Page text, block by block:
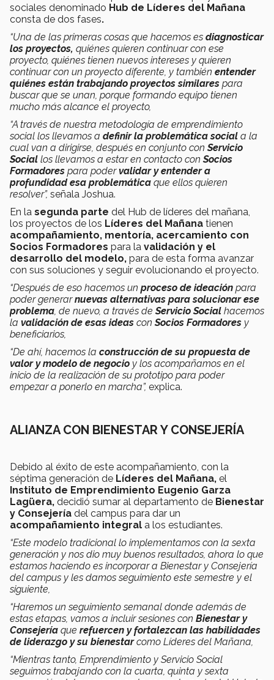
sociales denominado Hub de Líderes del Mañana
consta de dos fases.
“Una de las primeras cosas que hacemos es diagnosticar
los proyectos, quiénes quieren continuar con ese
proyecto, quiénes tienen nuevos intereses y quieren
continuar con un proyecto diferente, y también entender
quiénes están trabajando proyectos similares para
buscar que se unan, porque formando equipo tienen
mucho más alcance el proyecto,
“A través de nuestra metodología de emprendimiento
social los llevamos a definir la problemática social a la
cual van a dirigirse, después en conjunto conServicio
Social los llevamos a estar en contacto conSocios
Formadores para podervalidar y entender a
profundidad esa problemática que ellos quieren
resolver”, señala Joshua.
En la segunda parte del Hub de líderes del mañana,
los proyectos de los Líderes del Mañana tienen
acompañamiento, mentoría, acercamiento con
Socios Formadores para la validación y el
desarrollo del modelo, para de esta forma avanzar
con sus soluciones y seguir evolucionando el proyecto.
“Después de eso hacemos un proceso de ideación para
poder generarnuevas alternativas para solucionar ese
problema, de nuevo, a través deServicio Social hacemos
la validación de esas ideas conSocios Formadores y
beneficiarios,
“De ahí, hacemos la construcción de su propuesta de
valor y modelo de negocio y los acompañamos en el
inicio de la realización de su prototipo para poder
empezar a ponerlo en marcha”, explica.
ALIANZA CON BIENESTAR Y CONSEJERÍA
Debido al éxito de este acompañamiento, con la
séptima generación de Líderes del Mañana, el
Instituto de Emprendimiento Eugenio Garza
Lagüera, decidió sumar al departamento de Bienestar
y Consejería del campus para dar un
acompañamiento integral a los estudiantes.
“Este modelo tradicional lo implementamos con la sexta
generación y nos dio muy buenos resultados, ahora lo que
estamos haciendo es incorporar a Bienestar y Consejería
del campus y les damos seguimiento este semestre y el
siguiente,
“Haremos un seguimiento semanal donde además de
estas etapas, vamos a incluir sesiones con Bienestar y
Consejería que refuercen y fortalezcan las habilidades
de liderazgo y su bienestarcomo Líderes del Mañana,
“Mientras tanto, Emprendimiento y Servicio Social
seguimos trabajando con la cuarta, quinta y sexta